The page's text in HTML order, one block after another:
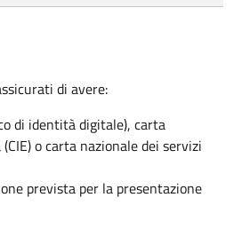
di avere:
di identità digitale), carta
o carta nazionale dei servizi
prevista per la presentazione